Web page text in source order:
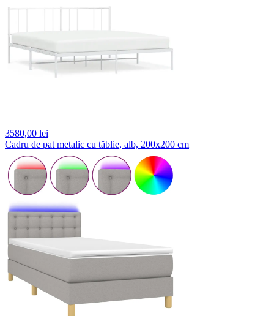
3580,00 lei
Cadru de pat metalic cu tăblie, alb, 200x200 cm